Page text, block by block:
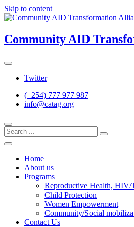
Skip to content
Community AID
Twitter
(+254) 777 977 987
info@catag.org
Home
About us
Programs
Reproductive Health, HIV/
Child Protection
Women Empowerment
Community/Social
Contact Us